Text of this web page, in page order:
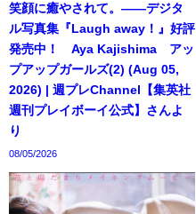
笑顔に癒やされて。――デジタ
ル写真集『Laugh away！』好評
発売中！ Aya Kajishima アッ
プアップガールズ(2) (Aug 05,
2026) | 週プレChannel【集英社
週刊プレイボーイ公式】さんよ
り
08/05/2026